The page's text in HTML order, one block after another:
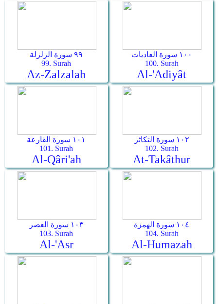
٩٩ سورة الزلزلة
99. Surah
Az-Zalzalah
١٠٠ سورة العاديات
100. Surah
Al-'Adiyât
١٠١ سورة القارعة
101. Surah
Al-Qâri'ah
١٠٢ سورة التكاثر
102. Surah
At-Takâthur
١٠٣ سورة العصر
103. Surah
Al-'Asr
١٠٤ سورة الهمزة
104. Surah
Al-Humazah